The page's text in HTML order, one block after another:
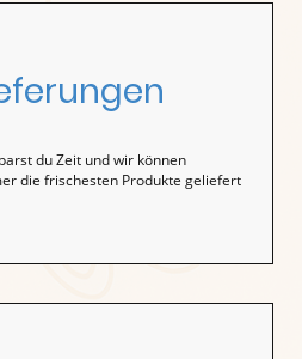
du Zeit und wir können
die frischesten Produkte geliefert